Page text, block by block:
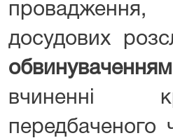
досудових
вчиненні